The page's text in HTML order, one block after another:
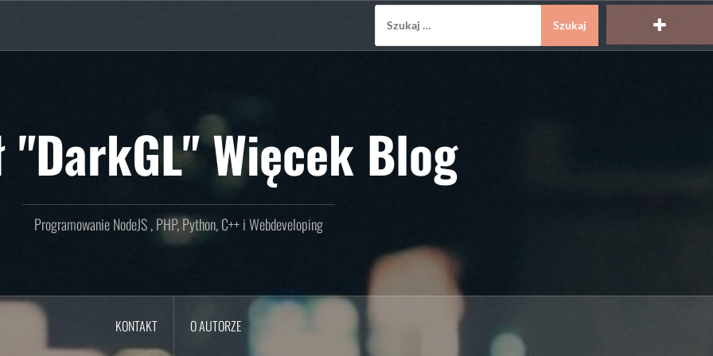
"DarkGL" Więcek Blog
Programowanie NodeJS , PHP, Python, C++ i Webdeveloping
KONTAKT O AUTORZE